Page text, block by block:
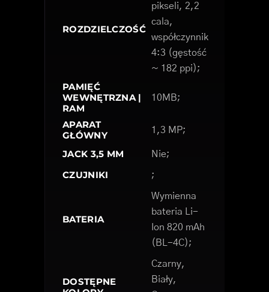
ROZDZIELCZOŚĆ
pikseli, 2,2
cala,
współczynnik
4:3 (gęstość
~ 182 ppi);
PAMIĘĆ
WEWNĘTRZNA |
RAM
10MB;
APARAT
GŁÓWNY
1,3 MP;
JACK 3,5 MM Nie;
CZUJNIKI ;
BATERIA
Wymienna
bateria Li-
Ion 820 mAh
(BL-4C);
DOSTĘPNE
Czarny,
Biały,